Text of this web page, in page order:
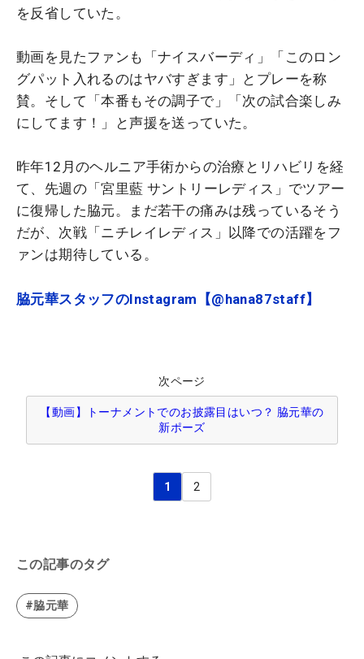
を反省していた。
動画を見たファンも「ナイスバーディ」「このロン
グパット入れるのはヤバすぎます」とプレーを称
賛。そして「本番もその調子で」「次の試合楽しみ
にしてます！」と声援を送っていた。
昨年12月のヘルニア手術からの治療とリハビリを経
て、先週の「宮里藍 サントリーレディス」でツアー
に復帰した脇元。まだ若干の痛みは残っているそう
だが、次戦「ニチレイレディス」以降での活躍をフ
ァンは期待している。
脇元華スタッフのInstagram【@hana87staff】
次ページ
【動画】トーナメントでのお披露目はいつ？ 脇元華の
新ポーズ
1 2
この記事のタグ
#脇元華